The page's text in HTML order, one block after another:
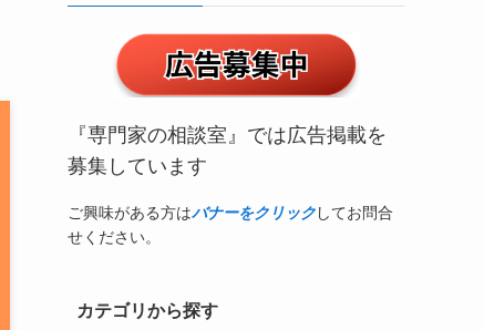
『専門家の相談室』では広告掲載を
募集しています
ご興味がある方はバナーをクリックしてお問合
せください。
カテゴリから探す